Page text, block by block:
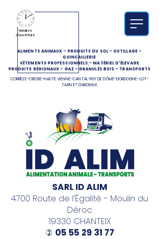
ALIMENTS ANIMAUX - PRODUITS DU SOL-OUTILLAGE-
QUINCAILLERIE
VÊTEMENTS PROFESSIONNELS -MATÉRIEL D'ÉLEVAGE
PRODUITS RÉGIONAUX - GAZ -GRANULÉS BOIS - TRANSPORTS
CORRÈZE-CREUSE-HAUTE VIENNE-CANTAL-PUY DE DÔME-DORDOGNE-LOT-
TARN ET GARONNE
Horaires
d'ouverture
SARL ID ALIM
4700 Route de l'Égalité - Moulin du
Déroc
19330 CHANTEIX
) 05 55 29 31 77